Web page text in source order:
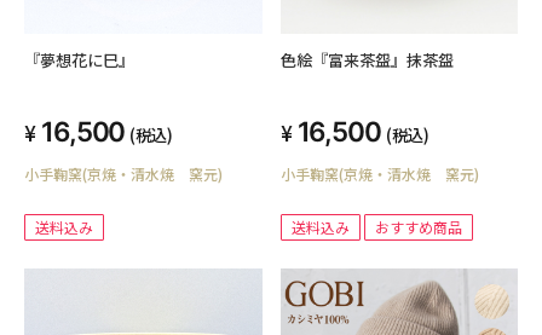
『夢想花に巳』
16,500 (税込)
小手鞠窯(京焼・清水焼 窯元)
送料込み
色絵『富来茶盌』抹茶盌
16,500 (税込)
小手鞠窯(京焼・清水焼 窯元)
送料込み おすすめ商品